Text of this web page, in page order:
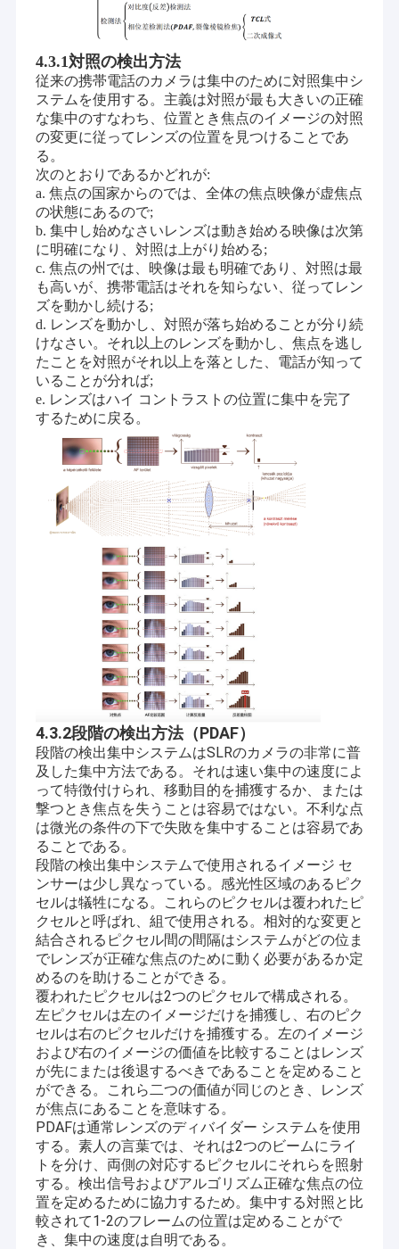
VRショー
企業情報
会社案内
品質管理
お問い合わせ
ニュース
すべての場合
見積依頼
OEMのカメラ モジュール
USBのカメラ モジュール
MIPIのカメラ モジュール
DVPのカメラ モジュール
全体的なシャッター カメラ モジュール
夜間視界のカメラ モジュール
内視鏡のカメラ モジュール
二重レンズのカメラ モジュール
顔認識のカメラ モジュール
ラップトップのウェブ画像 モジュール
1MPカメラ モジュール
2MPカメラ モジュール
5MPカメラ モジュール
8MPカメラ モジュール
13MPカメラ モジュール
カメラモジュールレンズ
ラズベリーPIのカメラ モジュール
4.3.1対照の検出方法
従来の携帯電話のカメラは集中のために対照集中シ
ステムを使用する。主義は対照が最も大きいの正確
な集中のすなわち、位置とき焦点のイメージの対照
の変更に従ってレンズの位置を見つけることであ
る。
次のとおりであるかどれが:
a. 焦点の国家からのでは、全体の焦点映像が虚焦点
の状態にあるので;
b. 集中し始めなさいレンズは動き始める映像は次第
に明確になり、対照は上がり始める;
c. 焦点の州では、映像は最も明確であり、対照は最
も高いが、携帯電話はそれを知らない、従ってレン
ズを動かし続ける;
d. レンズを動かし、対照が落ち始めることが分り続
けなさい。それ以上のレンズを動かし、焦点を逃し
たことを対照がそれ以上を落とした、電話が知って
いることが分れば;
e. レンズはハイ コントラストの位置に集中を完了
するために戻る。
4.3.2段階の検出方法（PDAF）
段階の検出集中システムはSLRのカメラの非常に普
及した集中方法である。それは速い集中の速度によ
って特徴付けられ、移動目的を捕獲するか、または
撃つとき焦点を失うことは容易ではない。不利な点
は微光の条件の下で失敗を集中することは容易であ
ることである。
段階の検出集中システムで使用されるイメージ セ
ンサーは少し異なっている。感光性区域のあるピク
セルは犠牲になる。これらのピクセルは覆われたピ
クセルと呼ばれ、組で使用される。相対的な変更と
結合されるピクセル間の間隔はシステムがどの位ま
でレンズが正確な焦点のために動く必要があるか定
めるのを助けることができる。
覆われたピクセルは2つのピクセルで構成される。
左ピクセルは左のイメージだけを捕獲し、右のピク
セルは右のピクセルだけを捕獲する。左のイメージ
および右のイメージの価値を比較することはレンズ
が先にまたは後退するべきであることを定めること
ができる。これら二つの価値が同じのとき、レンズ
が焦点にあることを意味する。
PDAFは通常レンズのディバイダー システムを使用
する。素人の言葉では、それは2つのビームにライ
トを分け、両側の対応するピクセルにそれらを照射
する。検出信号およびアルゴリズム正確な焦点の位
置を定めるために協力するため。集中する対照と比
較されて1-2のフレームの位置は定めることがで
き、集中の速度は自明である。
顧客を提供するために確信していて下さい。
現在、私達のプロダクトはUSBのカメラ モジュール、MIPIのカメ
ラ モジュール、VR、AR、3D、AI、身につけられる装置、ヘッド
ホーン、ガラスのロボット工学、IoT、医学の産業、agrotechny
のような多くの異なった地域のDVPのカメラでモジュール、携帯
電話のカメラ モジュール、ノートのカメラ モジュール、保安用
カメラ、車のカメラおよびスマートな砥石のカメラ プロダクト、
生物測定学、イメージ投射、マシン ビジョン、計算機視覚、保
証、等含む。カメラ モジュールとのあらゆる製品関連、私達はあ
なたのための最もよい解決を見つけてもいい。